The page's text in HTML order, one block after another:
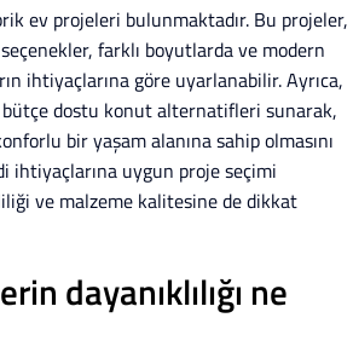
ev projeleri bulunmaktadır. Bu projeler,
farklı boyutlarda ve modern
ihtiyaçlarına göre uyarlanabilir. Ayrıca,
bütçe dostu konut alternatifleri sunarak,
bir yaşam alanına sahip olmasını
ihtiyaçlarına uygun proje seçimi
ve malzeme kalitesine de dikkat
dayanıklılığı ne